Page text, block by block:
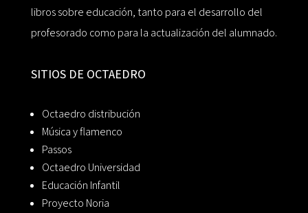
libros sobre educación, tanto para el desarrollo del
profesorado como para la actualización del alumnado.
SITIOS DE OCTAEDRO
Octaedro distribución
Música y flamenco
Passos
Octaedro Universidad
Educación Infantil
Proyecto Noria